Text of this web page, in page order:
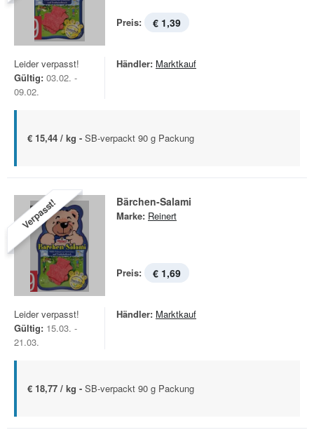
Preis: € 1,39
Leider verpasst!
Gültig: 03.02. -
09.02.
Händler: Marktkauf
€ 15,44 / kg - SB-verpackt 90 g Packung
Verpasst! Bärchen-Salami
Marke: Reinert
Preis: € 1,69
Leider verpasst!
Gültig: 15.03. -
21.03.
Händler: Marktkauf
€ 18,77 / kg - SB-verpackt 90 g Packung